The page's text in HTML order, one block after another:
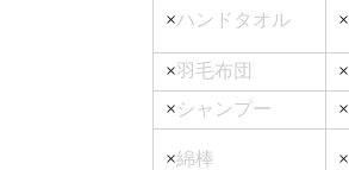
×ハンドタオル ×
×羽毛布団 ×
×シャンプー ×
×綿棒 ×